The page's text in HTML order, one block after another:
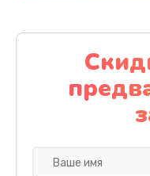
Замена